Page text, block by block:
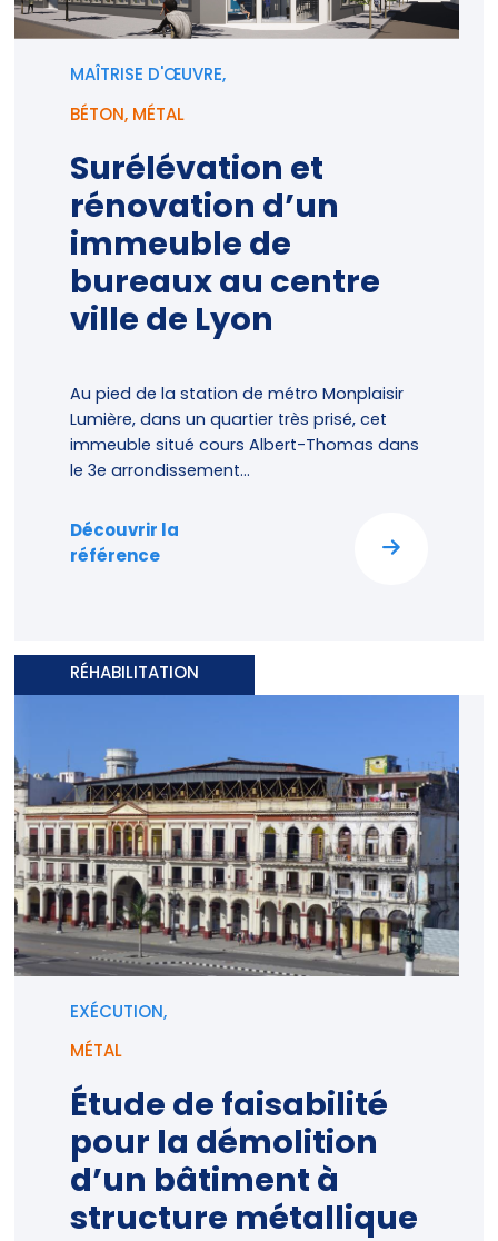
MAÎTRISE D'ŒUVRE,
BÉTON, MÉTAL
Surélévation et
rénovation d’un
immeuble de
bureaux au centre
ville de Lyon
Au pied de la station de métro Monplaisir
Lumière, dans un quartier très prisé, cet
immeuble situé cours Albert-Thomas dans
le 3e arrondissement...
Découvrir la
référence
RÉHABILITATION
EXÉCUTION,
MÉTAL
Étude de faisabilité
pour la démolition
d’un bâtiment à
structure métallique